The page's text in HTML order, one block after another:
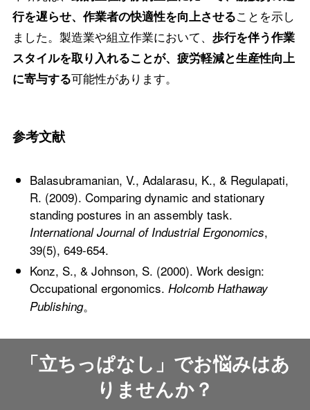
行を遅らせ、作業者の快適性を向上させることを示し
ました。製造業や組立作業において、 歩行を伴う作業
スタイルを取り入れることが、疲労軽減と生産性向上
に寄与する可能性があります。
参考文献
Balasubramanian, V., Adalarasu, K., & Regulapati,
R. (2009). Comparing dynamic and stationary
standing postures in an assembly task.
International Journal of Industrial Ergonomics,
39(5), 649-654.
Konz, S., & Johnson, S. (2000). Work design:
Occupational ergonomics.Holcomb Hathaway
Publishing。
「立ちっぱなし」でお悩みはあ
りませんか？